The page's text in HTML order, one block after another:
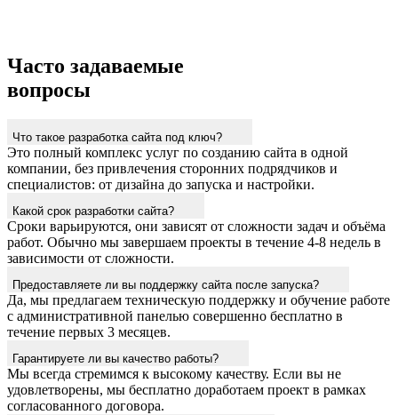
Часто задаваемые
вопросы
Что такое разработка сайта под ключ?
Это полный комплекс услуг по созданию сайта в одной
компании, без привлечения сторонних подрядчиков и
специалистов: от дизайна до запуска и настройки.
Какой срок разработки сайта?
Сроки варьируются, они зависят от сложности задач и объёма
работ. Обычно мы завершаем проекты в течение 4-8 недель в
зависимости от сложности.
Предоставляете ли вы поддержку сайта после запуска?
Да, мы предлагаем техническую поддержку и обучение работе
с административной панелью совершенно бесплатно в
течение первых 3 месяцев.
Гарантируете ли вы качество работы?
Мы всегда стремимся к высокому качеству. Если вы не
удовлетворены, мы бесплатно доработаем проект в рамках
согласованного договора.